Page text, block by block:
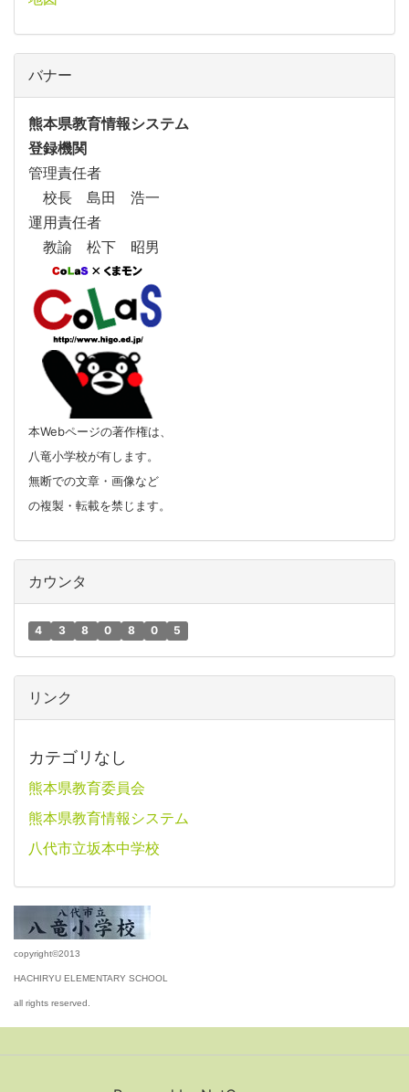
バナー
熊本県教育情報システム
登録機関
管理責任者
校長 島田 浩一
運用責任者
教諭 松下 昭男
本Webページの著作権は、
八竜小学校が有します。
無断での文章・画像など
の複製・転載を禁じます。
カウンタ
4 3 8 0 8 0 5
リンク
カテゴリなし
熊本県教育委員会
熊本県教育情報システム
八代市立坂本中学校
copyright©2013
HACHIRYU ELEMENTARY SCHOOL
all rights reserved.